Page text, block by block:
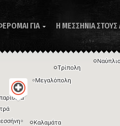
ΓΙΑ  Η ΜΕΣΣΗΝΙΑ ΣΤΟΥΣ